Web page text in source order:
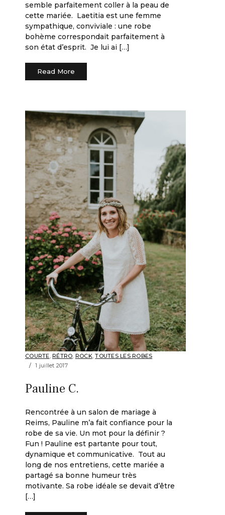
semble parfaitement coller à la peau de
cette mariée. Laetitia est une femme
sympathique, conviviale : une robe
bohème correspondait parfaitement à
son état d’esprit. Je lui ai […]
Read More
COURTE, RÉTRO, ROCK,TOUTES LES ROBES
1 juillet 2017
Pauline C.
Rencontrée à un salon de mariage à
Reims, Pauline m’a fait confiance pour la
robe de sa vie. Un mot pour la définir ?
Fun ! Pauline est partante pour tout,
dynamique et communicative. Tout au
long de nos entretiens, cette mariée a
partagé sa bonne humeur très
motivante. Sa robe idéale se devait d’être
[…]